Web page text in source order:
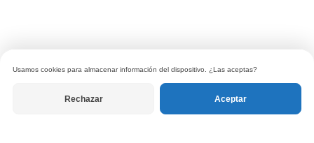
Usamos cookies para almacenar información del dispositivo. ¿Las aceptas?
Aceptar
Rechazar